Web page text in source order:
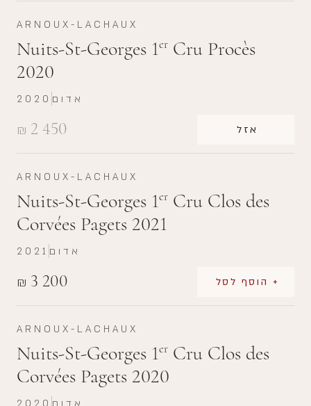
ARNOUX-LACHAUX
Nuits-St-Georges 1er Cru Procès
2020
₪ 2 450 אזל
2020 אדום
ARNOUX-LACHAUX
Nuits-St-Georges 1er Cru Clos des
Corvées Pagets 2021
₪ 3 200 + הוסף לסל
2021 אדום
ARNOUX-LACHAUX
Nuits-St-Georges 1er Cru Clos des
Corvées Pagets 2020